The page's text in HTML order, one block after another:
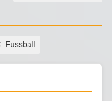
Fussball